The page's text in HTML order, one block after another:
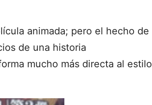
animada; pero el hecho de
de una historia
mucho más directa al estilo